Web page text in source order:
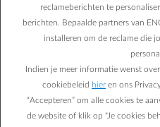
Wil je weten hoe deze meters
klik dan op deze links.
Vlaanderen
Wallonië
Heb je een digitale meter voor
reclameberichten te
berichten. Bepaalde partners van
installeren om de reclame die
Indien je meer informatie wenst
cookiebeleid hier en ons
“Accepteren” om alle cookies te
de website of klik op "Je cookies